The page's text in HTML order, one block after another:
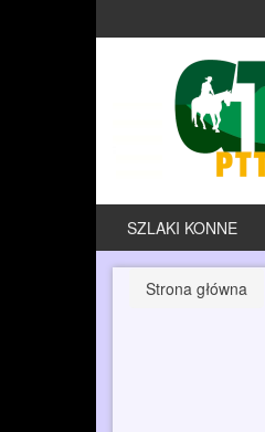
SZLAKI KONNE
Strona główna